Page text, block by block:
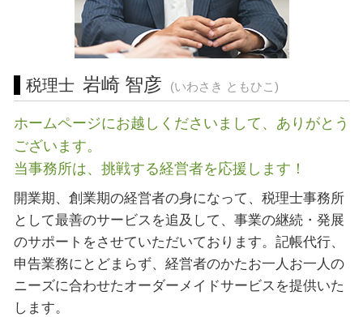
営業 許認可 申請 相模原市 税理士
営業 許認可 申請 横浜市 相談
税務相談 相模原市 相談
税理士 岩崎 智彦 (いわさき ともひこ)
ホームページにお越しくださいまして、ありがとう
ございます。
当事務所は、挑戦する経営者を応援します！
開業期、創業期の経営者の身になって、税理士事務所
として最善のサービスを追及して、事業の継続・発展
のサポートをさせていただいております。記帳代行、
申告業務にとどまらず、経営者のかたお一人お一人の
ニーズに合わせたオーダーメイドサービスを提供いた
します。